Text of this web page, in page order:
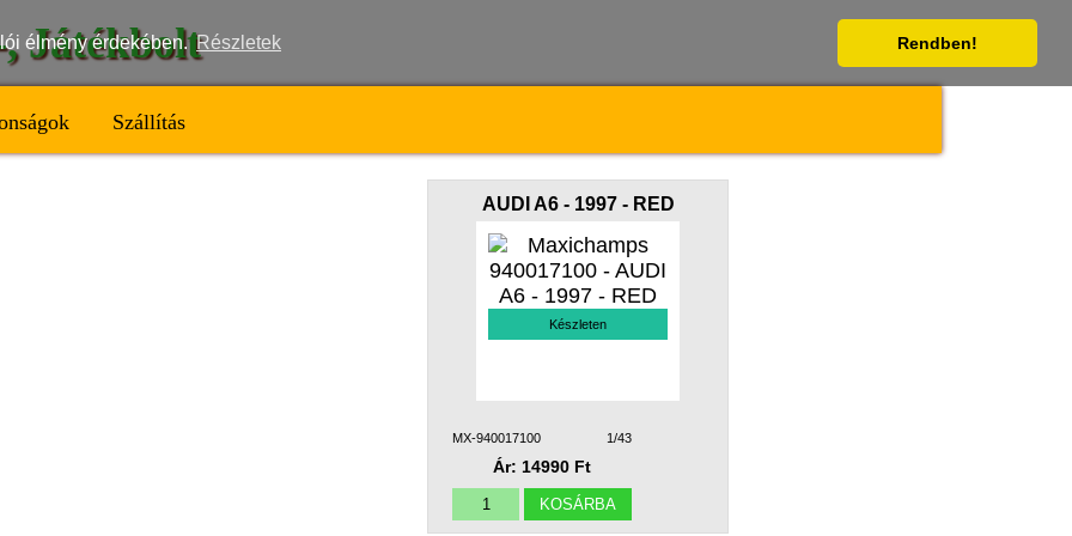
élmény érdekében. Részletek Rendben!
, Játékbolt
Szállítás
AUDI A6 - 1997 - RED
Készleten
MX-940017100 1/43
Ár: 14990 Ft